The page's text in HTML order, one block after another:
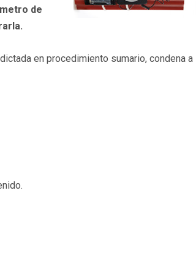
de
en procedimiento sumario, condena a